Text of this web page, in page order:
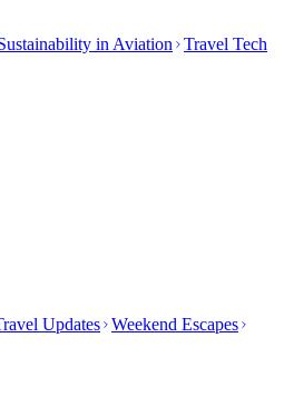
in Aviation Travel Tech
Updates Weekend Escapes